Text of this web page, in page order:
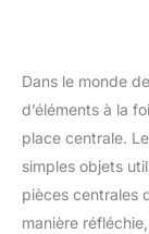
Dans le monde
d’éléments à la
place centrale.
simples objets
pièces centrales
manière